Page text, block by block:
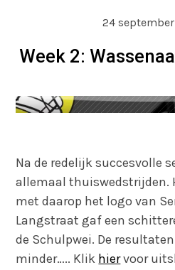
24
Week 2:
Na de redelijk succesvolle
allemaal thuiswedstrijden.
met daarop het logo van
Langstraat gaf een
de Schulpwei. De
minder….. Klik hiervoor